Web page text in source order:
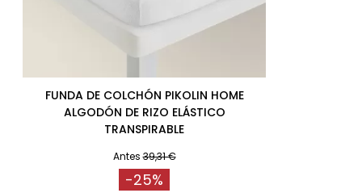
FUNDA DE COLCHÓN PIKOLIN HOME
ALGODÓN DE RIZO ELÁSTICO
TRANSPIRABLE
Antes 39,31 €
-25%